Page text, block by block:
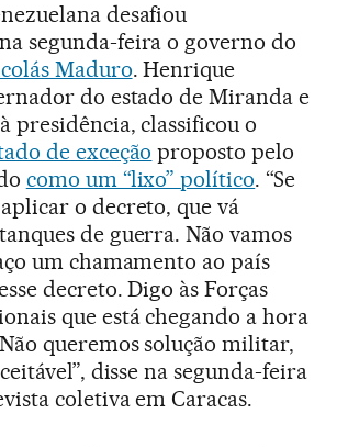
desafiou
segunda-feira o governo do
Maduro. Henrique
do estado de Miranda e
presidência, classificou o
de exceção proposto pelo
como um “lixo” político. “Se
o decreto, que vá
de guerra. Não vamos
um chamamento ao país
decreto. Digo às Forças
que está chegando a hora
queremos solução militar,
disse na segunda-feira
coletiva em Caracas.